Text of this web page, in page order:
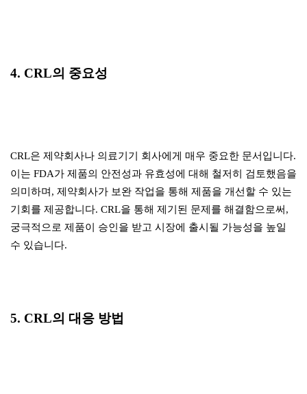
4. CRL의 중요성
CRL은 제약회사나 의료기기 회사에게 매우 중요한 문서입니다.
이는 FDA가 제품의 안전성과 유효성에 대해 철저히 검토했음을
의미하며, 제약회사가 보완 작업을 통해 제품을 개선할 수 있는
기회를 제공합니다. CRL을 통해 제기된 문제를 해결함으로써,
궁극적으로 제품이 승인을 받고 시장에 출시될 가능성을 높일
수 있습니다.
5. CRL의 대응 방법